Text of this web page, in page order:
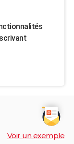
Voir un exemple